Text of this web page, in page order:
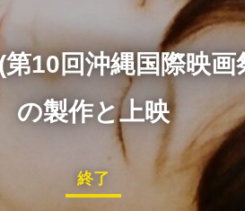
第10回沖縄国際映
の製作と上映
終了